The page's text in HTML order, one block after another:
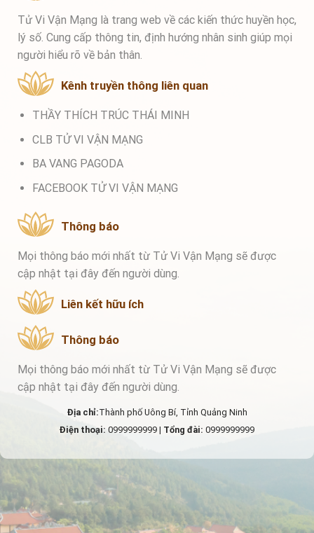
Tử Vi Vận Mạng là trang web về các kiến thức huyền học,
lý số. Cung cấp thông tin, định hướng nhân sinh giúp mọi
người hiểu rõ về bản thân.
Kênh truyền thông liên quan
THẦY THÍCH TRÚC THÁI MINH
CLB TỬ VI VẬN MẠNG
BA VANG PAGODA
FACEBOOK TỬ VI VẬN MẠNG
Thông báo
Mọi thông báo mới nhất từ Tử Vi Vận Mạng sẽ được
cập nhật tại đây đến người dùng.
Liên kết hữu ích
Thông báo
Mọi thông báo mới nhất từ Tử Vi Vận Mạng sẽ được
cập nhật tại đây đến người dùng.
Địa chỉ:Thành phố Uông Bí, Tỉnh Quảng Ninh
Điện thoại: 0999999999 | Tổng đài: 0999999999